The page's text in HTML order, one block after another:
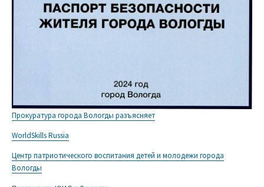
Прокуратура города Вологды разъясняет
WorldSkills Russia
Центр патриотического воспитания детей и молодежи города
Вологды